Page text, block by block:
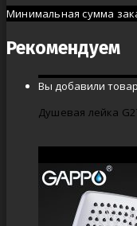
Минимальная сумма
Рекомендуем
Вы добавили
Душевая лейка